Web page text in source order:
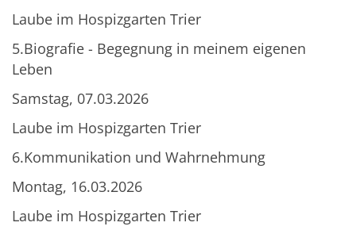
Laube im Hospizgarten Trier
5.Biografie - Begegnung in meinem eigenen
Leben
Samstag, 07.03.2026
Laube im Hospizgarten Trier
6.Kommunikation und Wahrnehmung
Montag, 16.03.2026
Laube im Hospizgarten Trier